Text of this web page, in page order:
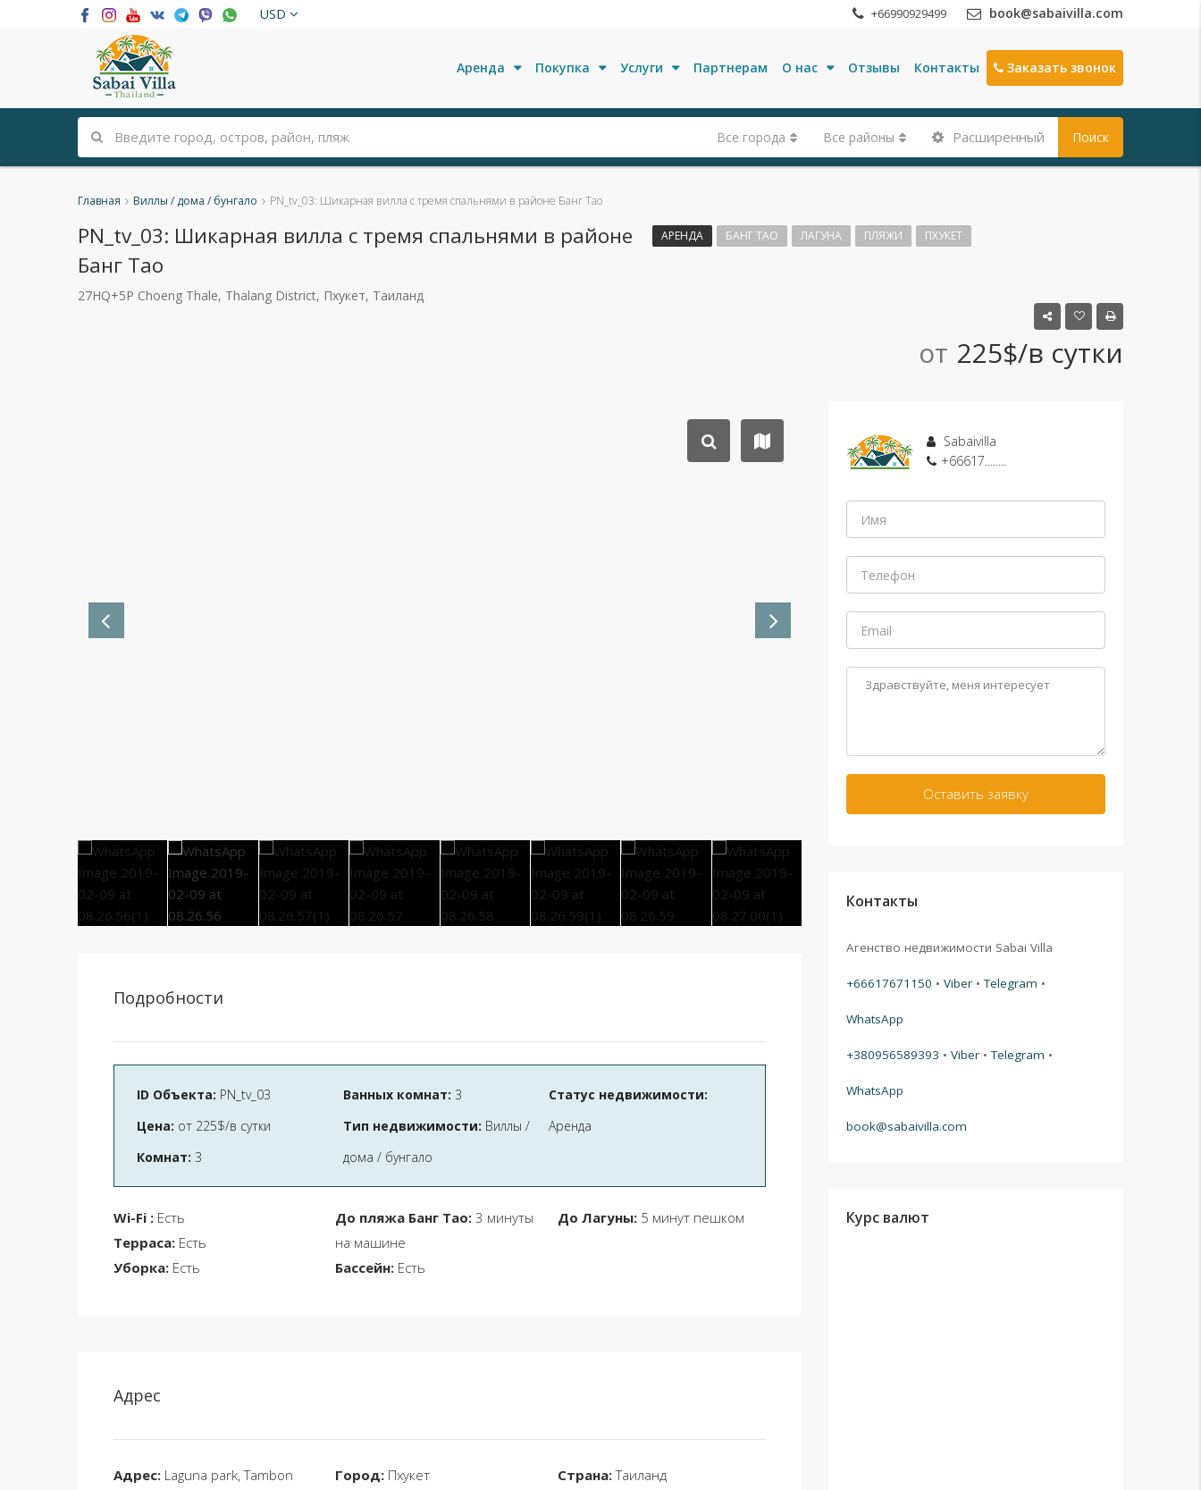
USD +66990929499 book@sabaivilla.com
Аренда Покупка Услуги Партнерам О нас Отзывы Контакты Заказать звонок
Все города Все районы Расширенный Поиск
Главная Виллы / дома / бунгало PN_tv_03: Шикарная вилла с тремя спальнями в районе Банг Тао
PN_tv_03: Шикарная вилла с тремя спальнями в районе
Банг Тао
АРЕНДА БАНГ ТАО ЛАГУНА ПЛЯЖИ ПХУКЕТ
27HQ+5P Choeng Thale, Thalang District, Пхукет, Таиланд
от 225$/в сутки
Подробности
ID Объекта: PN_tv_03
Цена: от 225$/в сутки
Комнат: 3
Ванных комнат: 3
Тип недвижимости: Виллы /
дома / бунгало
Статус недвижимости:
Аренда
Wi-Fi : Есть
Терраса: Есть
Уборка: Есть
До пляжа Банг Тао: 3 минуты
на машине
Бассейн: Есть
До Лагуны:5 минут пешком
Адрес
Адрес: Laguna park, Tambon
Город: Пхукет
Страна:Таиланд
Sabaivilla
+66617........
Контакты
Агенство недвижимости Sabai Villa
+66617671150 • Viber •Telegram •
WhatsApp
+380956589393 • Viber •Telegram •
WhatsApp
book@sabaivilla.com
Курс валют